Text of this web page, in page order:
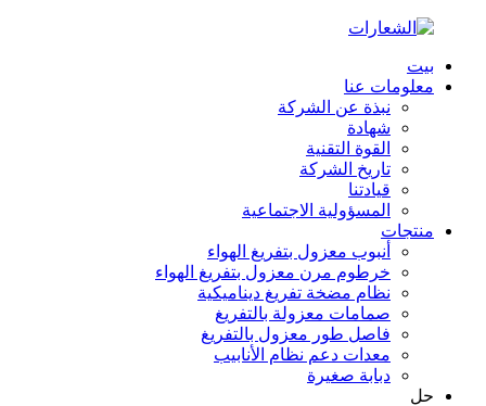
بيت
معلومات عنا
نبذة عن الشركة
شهادة
القوة التقنية
تاريخ الشركة
قيادتنا
المسؤولية الاجتماعية
منتجات
أنبوب معزول بتفريغ الهواء
خرطوم مرن معزول بتفريغ الهواء
نظام مضخة تفريغ ديناميكية
صمامات معزولة بالتفريغ
فاصل طور معزول بالتفريغ
معدات دعم نظام الأنابيب
دبابة صغيرة
حل